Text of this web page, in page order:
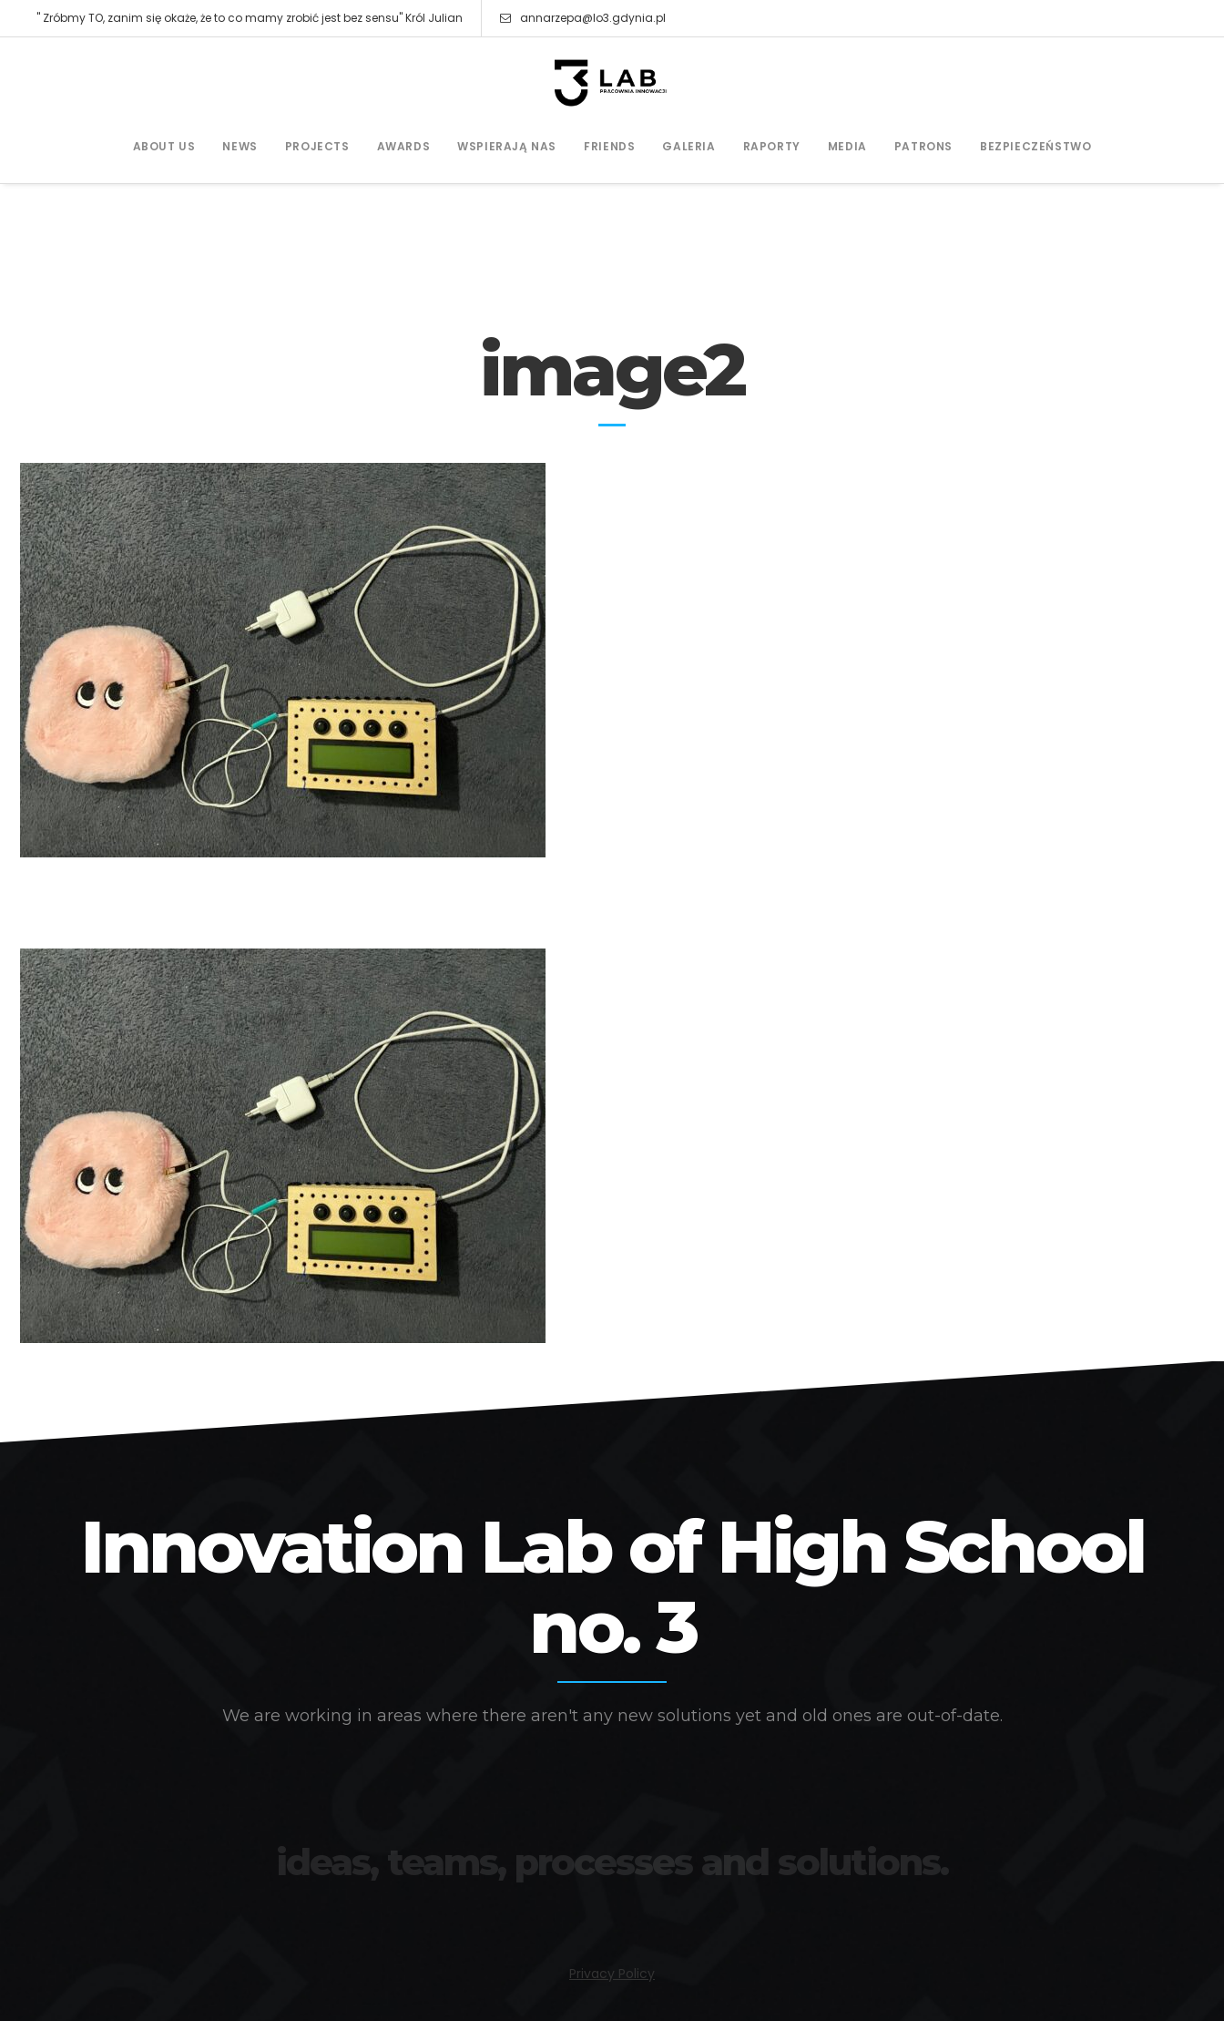
" Zróbmy TO, zanim się okaże, że to co mamy zrobić jest bez sensu" Król Julian annarzepa@lo3.gdynia.pl
ABOUT US NEWS PROJECTS AWARDS WSPIERAJĄ NAS FRIENDS GALERIA RAPORTY MEDIA PATRONS BEZPIECZEŃSTWO
image2
Innovation Lab of High School
no. 3
We are working in areas where there aren't any new solutions yet and old ones are out-of-date.
ideas, teams, processes and solutions.
Privacy Policy